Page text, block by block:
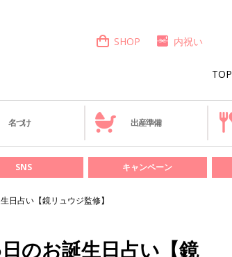
TOP
SHOP 内祝い
名づけ 出産準備
SNS キャンペーン
占い【鏡リュウジ監修】
のお誕生日占い【鏡